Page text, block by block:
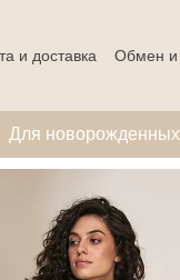
и доставка Обмен и
Для новорожденных